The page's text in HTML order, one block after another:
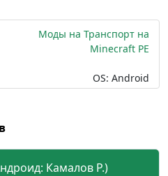
Моды на Транспорт на
Minecraft PE
OS: Android
Камалов Р.)